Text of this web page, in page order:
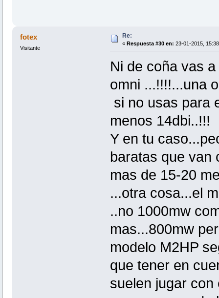
fotex
Visitante
Re:
« Respuesta #30 en: 23-01-2015,
Ni de coña vas
omni ...!!!!...una
si no usas para
menos 14dbi..!!!
Y en tu
baratas que van
mas de 15-20
...otra cosa...el
..no 1000mw
mas...800mw
modelo M2HP
que tener en
suelen jugar